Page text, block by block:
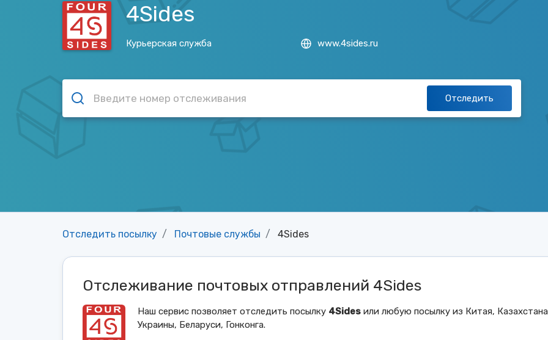
4Sides
Курьерская служба www.4sides.ru
Отследить
Отследить посылку Почтовые службы 4Sides
Отслеживание почтовых отправлений 4Sides
Наш сервис позволяет отследить посылку 4Sides или любую посылку из Китая,
Украины, Беларуси, Гонконга.